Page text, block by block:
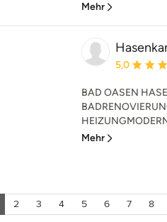
Mehr
5,0
BAD OASEN
Mehr
2 3 4 5 6 7 8